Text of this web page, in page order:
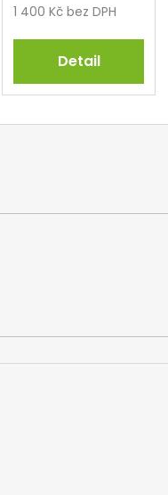
1 400 Kč bez DPH
Detail